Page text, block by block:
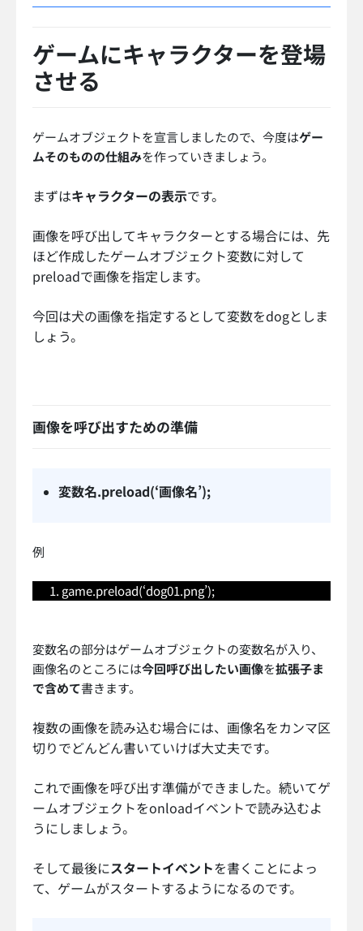
ゲームにキャラクターを登場
させる
ゲームオブジェクトを宣言しましたので、今度はゲー
ムそのものの仕組みを作っていきましょう。
まずはキャラクターの表示です。
画像を呼び出してキャラクターとする場合には、先
ほど作成したゲームオブジェクト変数に対して
preloadで画像を指定します。
今回は犬の画像を指定するとして変数をdogとしま
しょう。
画像を呼び出すための準備
変数名.preload(‘画像名’);
例
game.preload(‘dog01.png’);
変数名の部分はゲームオブジェクトの変数名が入り、
画像名のところには今回呼び出したい画像を拡張子ま
で含めて書きます。
複数の画像を読み込む場合には、画像名をカンマ区
切りでどんどん書いていけば大丈夫です。
これで画像を呼び出す準備ができました。続いてゲ
ームオブジェクトをonloadイベントで読み込むよ
うにしましょう。
そして最後にスタートイベントを書くことによっ
て、ゲームがスタートするようになるのです。